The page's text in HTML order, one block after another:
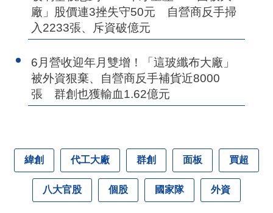
廠」股價連3挫失守50元 自營商反手掃
入2233張、斥資破億元
6月營收迎年月雙增！「這玻纖布大廠」
被外資狠棄、自營商反手補貨近8000
張 群創也獲輸血1.62億元
緯創 代工大廠 群創 面板 買超
八大官股 個股 國家隊 外資